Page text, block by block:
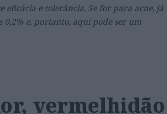
e tolerância. Se for para acne, já
e, portanto, aqui pode ser um
vermelhidão